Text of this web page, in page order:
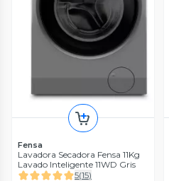
Fensa
Lavadora Secadora Fensa 11Kg
Lavado Inteligente 11WD Gris
5(15)